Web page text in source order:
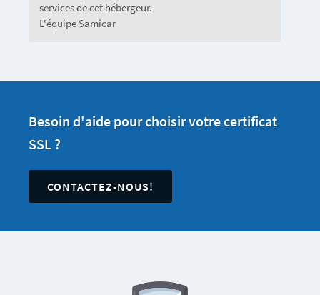
services de cet hébergeur.
L'équipe Samicar
Besoin d'aide pour choisir votre certificat
SSL ?
CONTACTEZ-NOUS!